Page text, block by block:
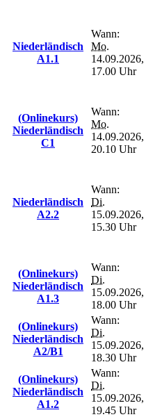
Niederländisch
A1.1
Wann:
Mo.
14.09.2026,
17.00 Uhr
(Onlinekurs)
Niederländisch
C1
Wann:
Mo.
14.09.2026,
20.10 Uhr
Niederländisch
A2.2
Wann:
Di.
15.09.2026,
15.30 Uhr
(Onlinekurs)
Niederländisch
A1.3
Wann:
Di.
15.09.2026,
18.00 Uhr
(Onlinekurs)
Niederländisch
A2/B1
Wann:
Di.
15.09.2026,
18.30 Uhr
(Onlinekurs)
Niederländisch
A1.2
Wann:
Di.
15.09.2026,
19.45 Uhr